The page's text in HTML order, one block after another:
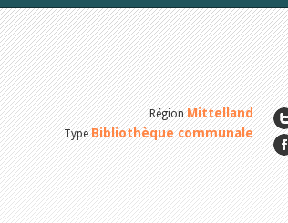
RégionMittelland
TypeBibliothèque communale